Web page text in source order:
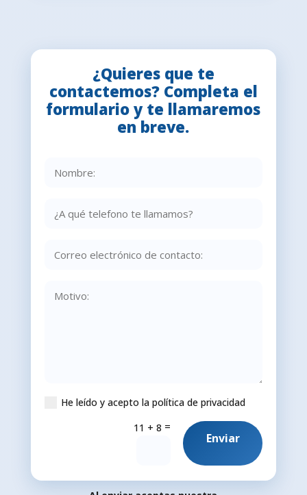
¿Quieres que te
contactemos? Completa el
formulario y te llamaremos
en breve.
He leído y acepto la política de privacidad
11 + 8 =
Enviar